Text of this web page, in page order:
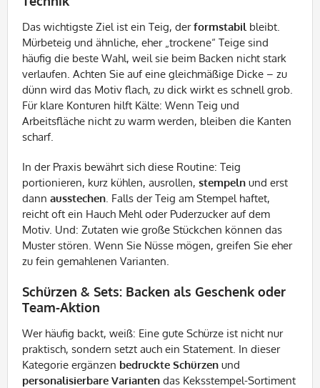
Das wichtigste Ziel ist ein Teig, derformstabilbleibt.
Mürbeteig und ähnliche, eher „trockene“ Teige sind
häufig die beste Wahl, weil sie beim Backen nicht stark
verlaufen. Achten Sie auf eine gleichmäßige Dicke – zu
dünn wird das Motiv flach, zu dick wirkt es schnell grob.
Für klare Konturen hilft Kälte: Wenn Teig und
Arbeitsfläche nicht zu warm werden, bleiben die Kanten
scharf.
In der Praxis bewährt sich diese Routine: Teig
portionieren, kurz kühlen, ausrollen, stempeln und erst
dann ausstechen. Falls der Teig am Stempel haftet,
reicht oft ein Hauch Mehl oder Puderzucker auf dem
Motiv. Und: Zutaten wie große Stückchen können das
Muster stören. Wenn Sie Nüsse mögen, greifen Sie eher
zu fein gemahlenen Varianten.
Schürzen & Sets: Backen als Geschenk oder
Team-Aktion
Wer häufig backt, weiß: Eine gute Schürze ist nicht nur
praktisch, sondern setzt auch ein Statement. In dieser
Kategorie ergänzen bedruckte Schürzen und
personalisierbare Varianten das Keksstempel-Sortiment